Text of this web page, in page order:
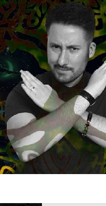
Plus de